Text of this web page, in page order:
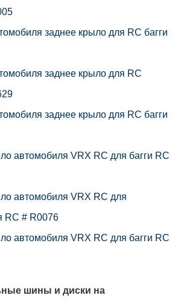
заднее крыло для RC багги
заднее крыло для RC
заднее крыло для RC багги
автомобиля VRX RC для багги RC
автомобиля VRX RC для
RC # R0076
автомобиля VRX RC для багги RC
шины и диски на